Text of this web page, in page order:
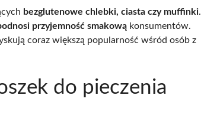
bezglutenowe chlebki, ciasta czy muffinki.
przyjemność smakową konsumentów.
coraz większą popularność wśród osób z
do pieczenia